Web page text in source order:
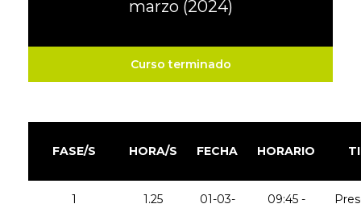
marzo (2024)
Curso terminado
FASE/S HORA/S FECHA HORARIO
1 1.25
01-03-
09:45 -